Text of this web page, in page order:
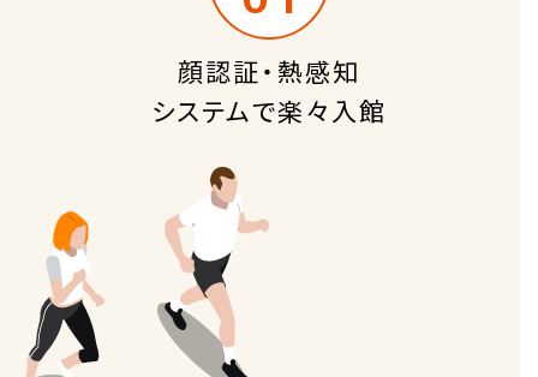
顔認証・熱感知
システムで楽々入館